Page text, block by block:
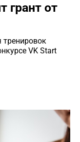
грант от
тренировок
VK Start